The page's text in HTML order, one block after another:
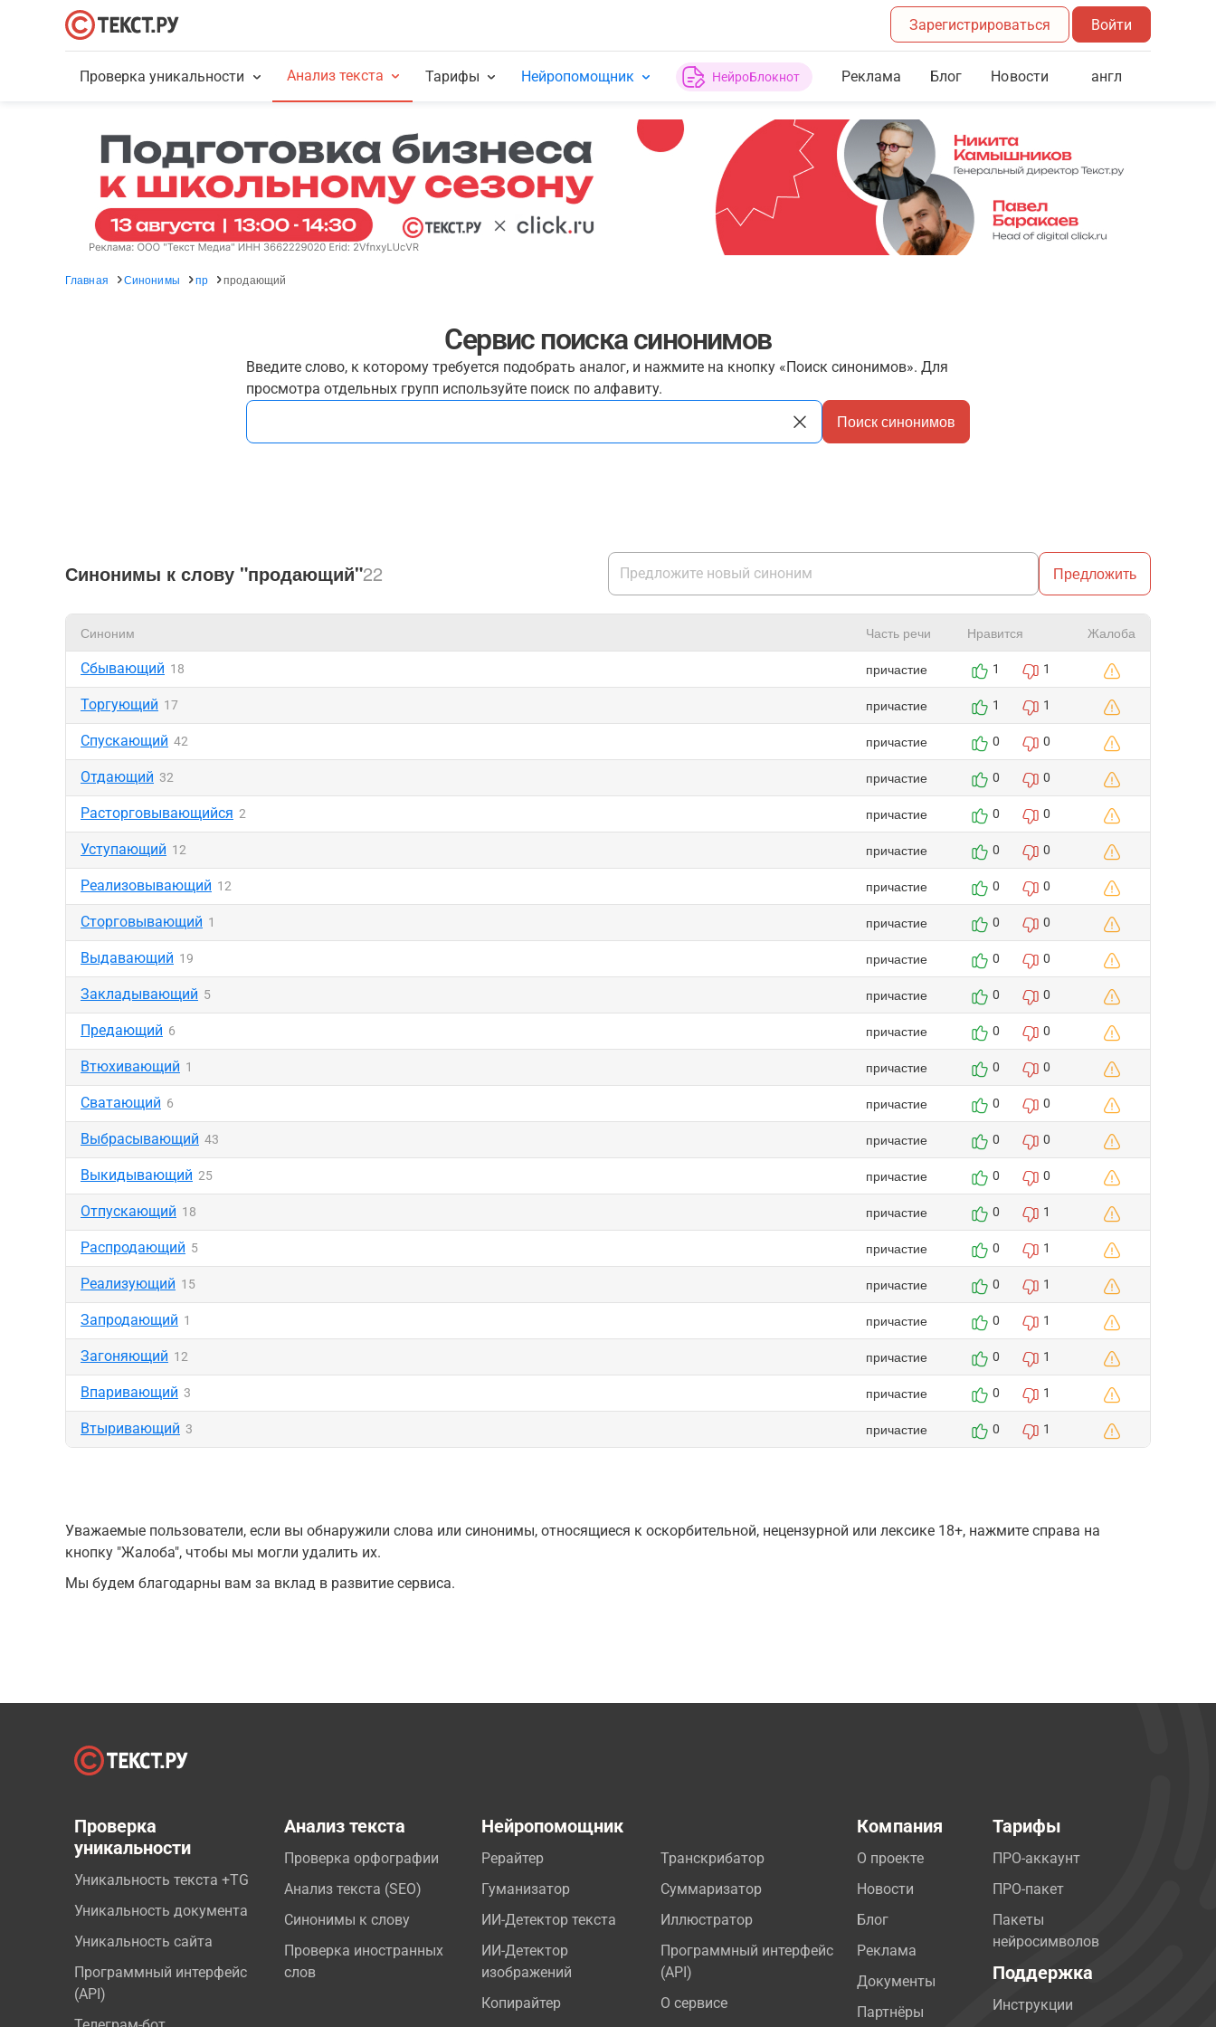
Зарегистрироваться Войти
Проверка уникальности Анализ текста Тарифы Нейропомощник НейроБлокнот Реклама Блог Новости англ
Главная Синонимы пр продающий
Сервис поиска синонимов
Введите слово, к которому требуется подобрать аналог, и нажмите на кнопку «Поиск синонимов». Для
просмотра отдельных групп используйте поиск по алфавиту.
Поиск синонимов
Синонимы к слову "продающий"22 Предложить
Синоним Часть речи Нравится Жалоба
Сбывающий 18 причастие 1 1
Торгующий 17 причастие 1 1
Спускающий 42 причастие 0 0
Отдающий 32 причастие 0 0
Расторговывающийся 2 причастие 0 0
Уступающий 12 причастие 0 0
Реализовывающий 12 причастие 0 0
Сторговывающий 1 причастие 0 0
Выдавающий 19 причастие 0 0
Закладывающий 5 причастие 0 0
Предающий 6 причастие 0 0
Втюхивающий 1 причастие 0 0
Сватающий 6 причастие 0 0
Выбрасывающий 43 причастие 0 0
Выкидывающий 25 причастие 0 0
Отпускающий 18 причастие 0 1
Распродающий 5 причастие 0 1
Реализующий 15 причастие 0 1
Запродающий 1 причастие 0 1
Загоняющий 12 причастие 0 1
Впаривающий 3 причастие 0 1
Втыривающий 3 причастие 0 1
Уважаемые пользователи, если вы обнаружили слова или синонимы, относящиеся к оскорбительной, нецензурной или лексике 18+, нажмите справа на
кнопку "Жалоба", чтобы мы могли удалить их.
Мы будем благодарны вам за вклад в развитие сервиса.
Проверка
уникальности
Уникальность текста +TG
Уникальность документа
Уникальность сайта
Программный интерфейс
(API)
Анализ текста
Проверка орфографии
Анализ текста (SEO)
Синонимы к слову
Проверка иностранных
слов
Нейропомощник
Рерайтер
Гуманизатор
ИИ-Детектор текста
ИИ-Детектор
изображений
Копирайтер
Транскрибатор
Суммаризатор
Иллюстратор
Программный интерфейс
(API)
О сервисе
Компания
О проекте
Новости
Блог
Реклама
Документы
Партнёры
Тарифы
ПРО-аккаунт
ПРО-пакет
Пакеты
нейросимволов
Поддержка
Инструкции